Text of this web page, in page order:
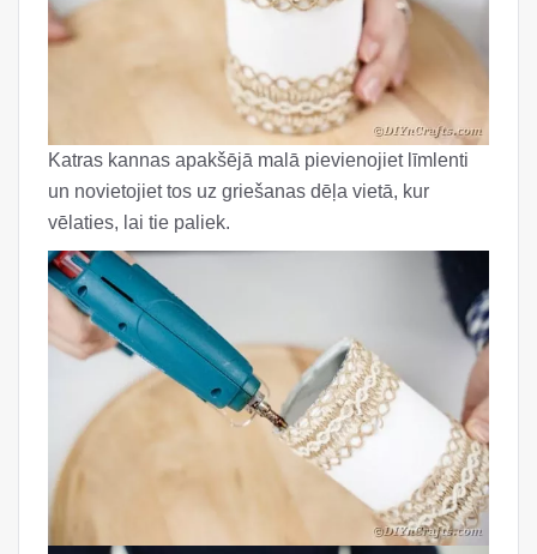
Katras kannas apakšējā malā pievienojiet līmlenti
un novietojiet tos uz griešanas dēļa vietā, kur
vēlaties, lai tie paliek.